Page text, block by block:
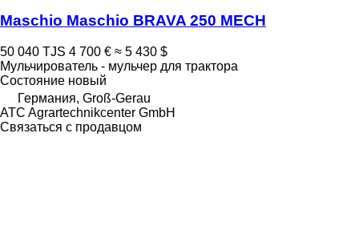
Maschio Maschio BRAVA 250 MECH
50 040 TJS 4 700 € ≈ 5 430 $
Мульчирователь - мульчер для трактора
Состояние новый
Германия, Groß-Gerau
ATC Agrartechnikcenter GmbH
Связаться с продавцом